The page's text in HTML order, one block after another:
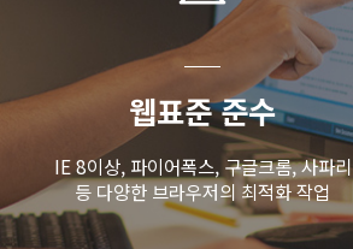
웹표준 준수
IE 8이상, 파이어폭스, 구글크롬, 사파리
등 다양한 브라우저의 최적화 작업